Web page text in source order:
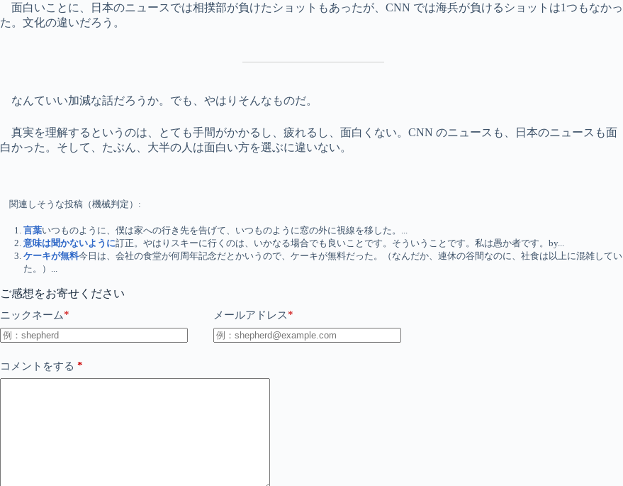
面白いことに、日本のニュースでは相撲部が負けたショットもあったが、CNN では海兵が負けるショットは1つもなかっ
た。文化の違いだろう。
なんていい加減な話だろうか。でも、やはりそんなものだ。
真実を理解するというのは、とても手間がかかるし、疲れるし、面白くない。CNN のニュースも、日本のニュースも面
白かった。そして、たぶん、大半の人は面白い方を選ぶに違いない。
関連しそうな投稿（機械判定）:
言葉いつものように、僕は家への行き先を告げて、いつものように窓の外に視線を移した。...
意味は聞かないように訂正。やはりスキーに行くのは、いかなる場合でも良いことです。そういうことです。私は愚か者です。by...
ケーキが無料今日は、会社の食堂が何周年記念だとかいうので、ケーキが無料だった。（なんだか、連休の谷間なのに、社食は以上に混雑してい
た。）...
ご感想をお寄せください
ニックネーム* メールアドレス*
コメントをする *